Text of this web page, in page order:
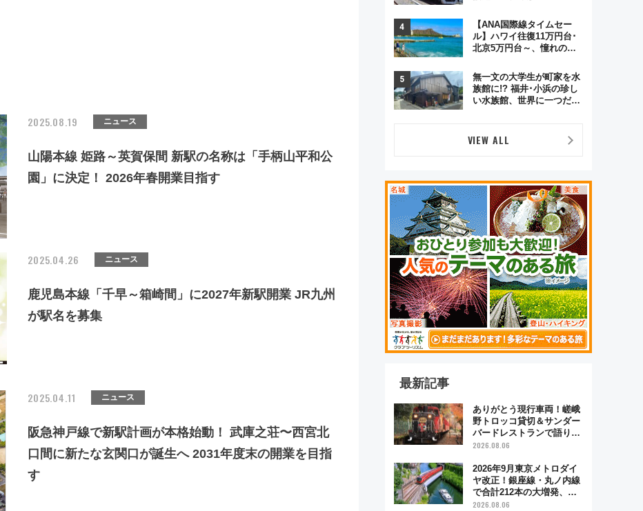
2025.08.19 ニュース
山陽本線 姫路～英賀保間 新駅の名称は「手柄山平和公
園」に決定！ 2026年春開業目指す
2025.04.26 ニュース
鹿児島本線「千早～箱崎間」に2027年新駅開業 JR九州
が駅名を募集
2025.04.11 ニュース
阪急神戸線で新駅計画が本格始動！ 武庫之荘〜西宮北
口間に新たな玄関口が誕生へ 2031年度末の開業を目指
す
実アレンジの特別仕様へ、
8月5日始発から
【ANA国際線タイムセー
ル】ハワイ往復11万円台･
北京5万円台～、憧れのビ
GW旅行まで狙える激アツ
路線まとめ（8/10まで）
無一文の大学生が町家を水
族館に!? 福井･小浜の珍し
い水族館、世界に一つだけ
第2弾
VIEW ALL
最新記事
ありがとう現行車両！嵯峨
野トロッコ貸切＆サンダー
バードレストランで語り合
う秋の京都 斉藤雪乃＆福
日「京都の鉄道満喫ツア
ー」開催
2026.08.06
2026年9月東京メトロダイ
ヤ改正！銀座線・丸ノ内線
で合計212本の大増発、混
雑緩和に期待
2026.08.06